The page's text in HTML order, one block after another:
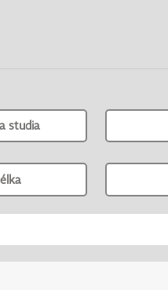
studia